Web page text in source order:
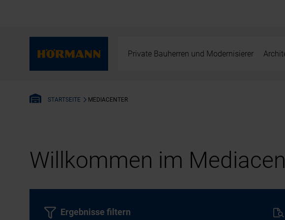
Private Bauherren und Modernisierer
STARTSEITE MEDIACENTER
Willkommen im
Ergebnisse filtern